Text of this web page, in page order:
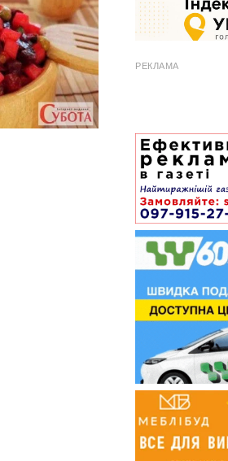
РЕКЛАМА